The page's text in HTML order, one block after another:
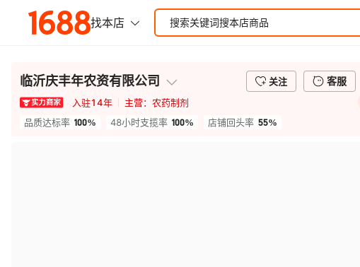
临沂庆丰年农资有限公司 关注 客服
入驻14年 主营：农药制剂
品质达标率 100% 48小时支揽率 100% 店铺回头率 55%